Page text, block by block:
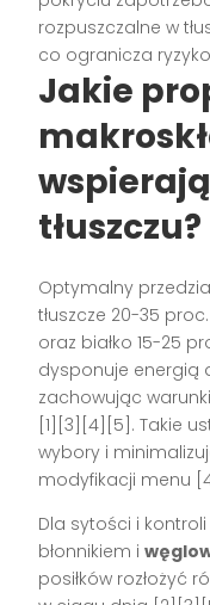
rozpuszczalne w
co ogranicza
Jakie
tłuszczu?
Optymalny
tłuszcze 20-35
oraz białko 15-25
dysponuje energią
zachowując
[1][3][4][5]. Takie
wybory i
modyfikacji menu
Dla sytości i
błonnikiem i
posiłków rozłożyć